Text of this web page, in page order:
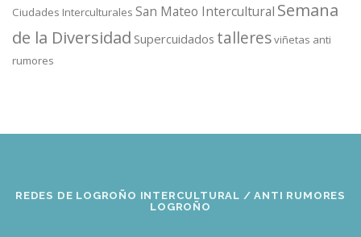
Ciudades Interculturales San Mateo Intercultural Semana
de la Diversidad Supercuidados talleresviñetas anti
rumores
REDES DE LOGROÑO INTERCULTURAL / ANTI RUMORES
LOGROÑO